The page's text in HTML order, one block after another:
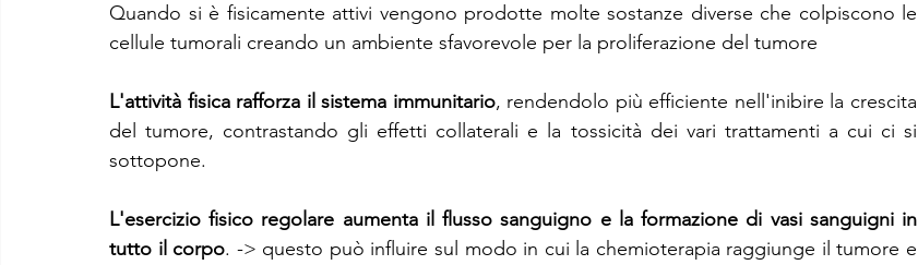
Quando si è fisicamente attivi vengono prodotte molte sostanze diverse che colpiscono le
cellule tumorali creando un ambiente sfavorevole per la proliferazione del tumore
L'attività fisica rafforza il sistema immunitario, rendendolo più efficiente nell'inibire la crescita
del tumore, contrastando gli effetti collaterali e la tossicità dei vari trattamenti a cui ci si
sottopone.
L'esercizio fisico regolare aumenta il flusso sanguigno e la formazione di vasi sanguigni in
tutto il corpo. -> questo può influire sul modo in cui la chemioterapia raggiunge il tumore e